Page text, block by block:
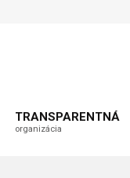
TRANSPARENTNÁ
organizácia